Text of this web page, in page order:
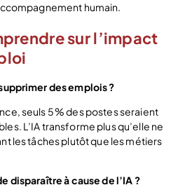
humain.
sur l’impact
des emplois ?
seuls 5 % des postes seraient
L’IA transforme plus qu’elle ne
les tâches plutôt que les métiers
disparaître à cause de l’IA ?